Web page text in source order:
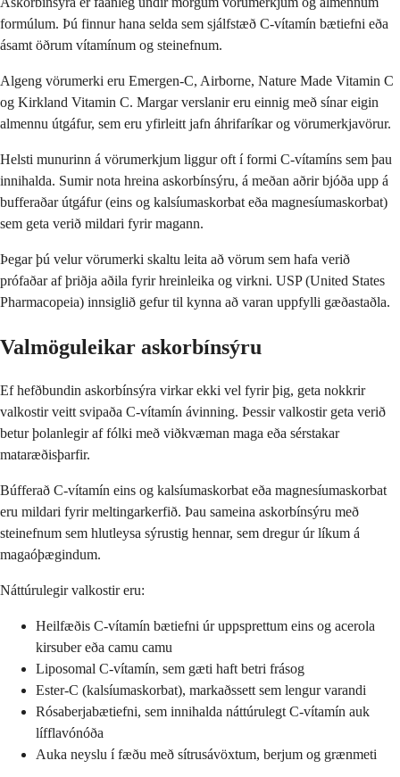
formúlum. Þú finnur hana selda sem sjálfstæð C-vítamín bætiefni eða
ásamt öðrum vítamínum og steinefnum.
Algeng vörumerki eru Emergen-C, Airborne, Nature Made Vitamin C
og Kirkland Vitamin C. Margar verslanir eru einnig með sínar eigin
almennu útgáfur, sem eru yfirleitt jafn áhrifaríkar og vörumerkjavörur.
Helsti munurinn á vörumerkjum liggur oft í formi C-vítamíns sem þau
innihalda. Sumir nota hreina askorbínsýru, á meðan aðrir bjóða upp á
bufferaðar útgáfur (eins og kalsíumaskorbat eða magnesíumaskorbat)
sem geta verið mildari fyrir magann.
Þegar þú velur vörumerki skaltu leita að vörum sem hafa verið
prófaðar af þriðja aðila fyrir hreinleika og virkni. USP (United States
Pharmacopeia) innsiglið gefur til kynna að varan uppfylli gæðastaðla.
Valmöguleikar askorbínsýru
Ef hefðbundin askorbínsýra virkar ekki vel fyrir þig, geta nokkrir
valkostir veitt svipaða C-vítamín ávinning. Þessir valkostir geta verið
betur þolanlegir af fólki með viðkvæman maga eða sérstakar
mataræðisþarfir.
Búfferað C-vítamín eins og kalsíumaskorbat eða magnesíumaskorbat
eru mildari fyrir meltingarkerfið. Þau sameina askorbínsýru með
steinefnum sem hlutleysa sýrustig hennar, sem dregur úr líkum á
magaóþægindum.
Náttúrulegir valkostir eru:
Heilfæðis C-vítamín bætiefni úr uppsprettum eins og acerola
kirsuber eða camu camu
Liposomal C-vítamín, sem gæti haft betri frásog
Ester-C (kalsíumaskorbat), markaðssett sem lengur varandi
Rósaberjabætiefni, sem innihalda náttúrulegt C-vítamín auk
lífflavónóða
Auka neyslu í fæðu með sítrusávöxtum, berjum og grænmeti